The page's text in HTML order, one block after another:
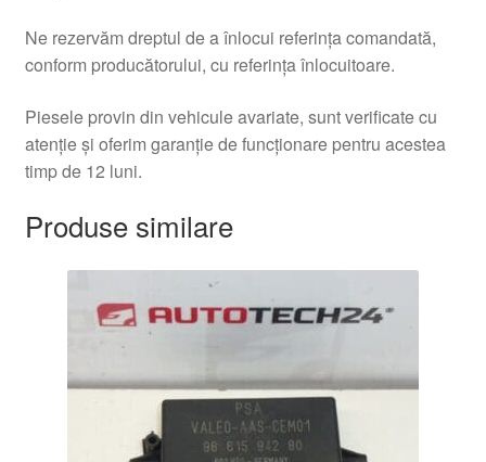
Ne rezervăm dreptul de a înlocui referința comandată,
conform producătorului, cu referința înlocuitoare.
Piesele provin din vehicule avariate, sunt verificate cu
atenție și oferim garanție de funcționare pentru acestea
timp de 12 luni.
Produse similare